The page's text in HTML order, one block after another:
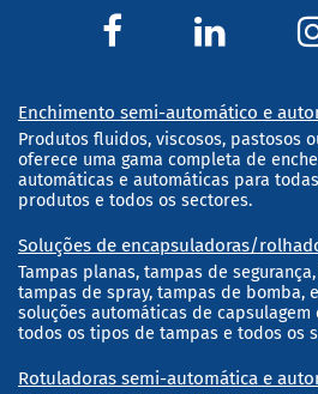
Enchimento semi-automático e
Produtos fluidos, viscosos, pastosos
oferece uma gama completa de
automáticas e automáticas para
produtos e todos os sectores.
Soluções de encapsuladoras/
Tampas planas, tampas de
tampas de spray, tampas de bomba,
soluções automáticas de
todos os tipos de tampas e todos os
Rotuladoras semi-automática e